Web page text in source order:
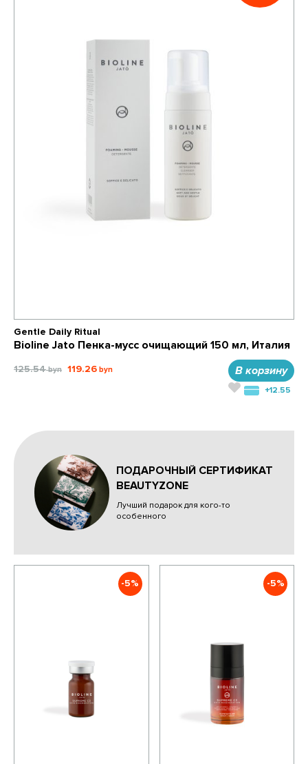
Gentle Daily Ritual
Bioline Jato Пенка-мусс очищающий 150 мл, Италия
125.54 119.26 В корзину
+12.55
ПОДАРОЧНЫЙ СЕРТИФИКАТ
BEAUTYZONE
Лучший подарок для кого-то
особенного
-5% -5%